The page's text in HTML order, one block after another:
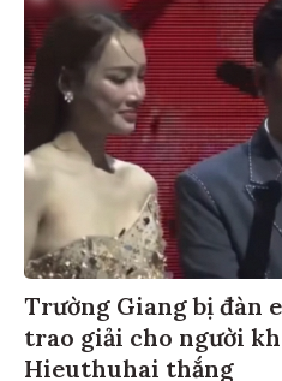
Trường Giang bị đàn
trao giải cho người
Hieuthuhai thắng